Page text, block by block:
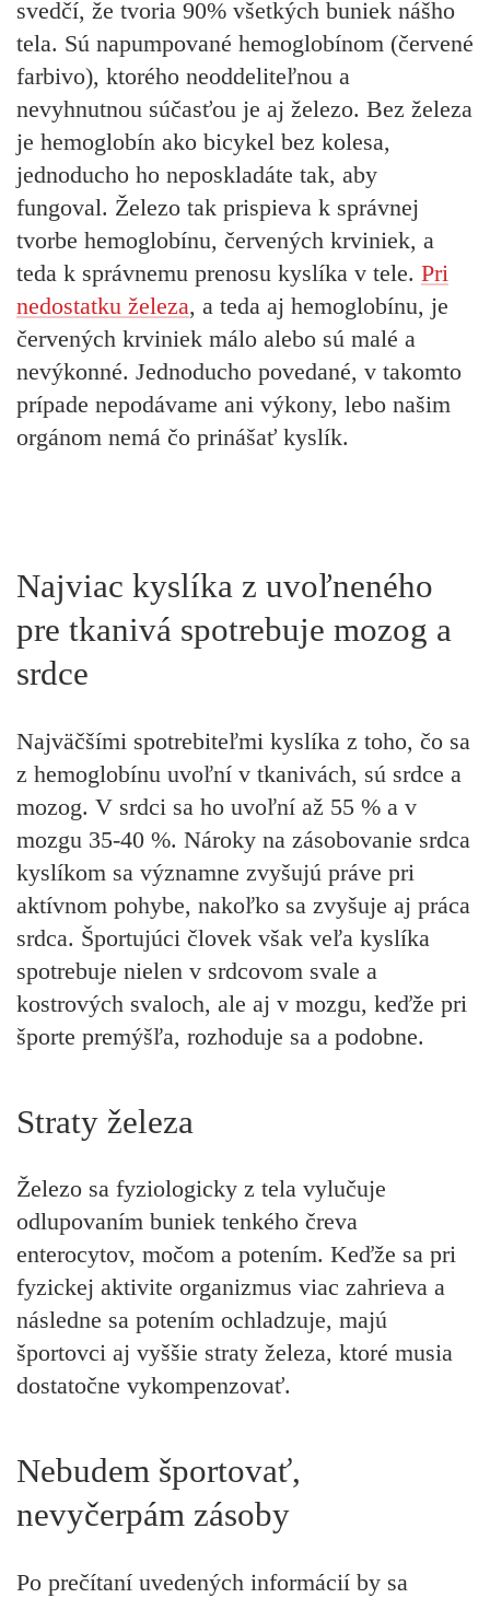
svedčí, že tvoria 90% všetkých buniek nášho
tela. Sú napumpované hemoglobínom (červené
farbivo), ktorého neoddeliteľnou a
nevyhnutnou súčasťou je aj železo. Bez železa
je hemoglobín ako bicykel bez kolesa,
jednoducho ho neposkladáte tak, aby
fungoval. Železo tak prispieva k správnej
tvorbe hemoglobínu, červených krviniek, a
teda k správnemu prenosu kyslíka v tele. Pri
nedostatku železa, a teda aj hemoglobínu, je
červených krviniek málo alebo sú malé a
nevýkonné. Jednoducho povedané, v takomto
prípade nepodávame ani výkony, lebo našim
orgánom nemá čo prinášať kyslík.
Najviac kyslíka z uvoľneného
pre tkanivá spotrebuje mozog a
srdce
Najväčšími spotrebiteľmi kyslíka z toho, čo sa
z hemoglobínu uvoľní v tkanivách, sú srdce a
mozog. V srdci sa ho uvoľní až 55 % a v
mozgu 35-40 %. Nároky na zásobovanie srdca
kyslíkom sa významne zvyšujú práve pri
aktívnom pohybe, nakoľko sa zvyšuje aj práca
srdca. Športujúci človek však veľa kyslíka
spotrebuje nielen v srdcovom svale a
kostrových svaloch, ale aj v mozgu, keďže pri
športe premýšľa, rozhoduje sa a podobne.
Straty železa
Železo sa fyziologicky z tela vylučuje
odlupovaním buniek tenkého čreva
enterocytov, močom a potením. Keďže sa pri
fyzickej aktivite organizmus viac zahrieva a
následne sa potením ochladzuje, majú
športovci aj vyššie straty železa, ktoré musia
dostatočne vykompenzovať.
Nebudem športovať,
nevyčerpám zásoby
Po prečítaní uvedených informácií by sa